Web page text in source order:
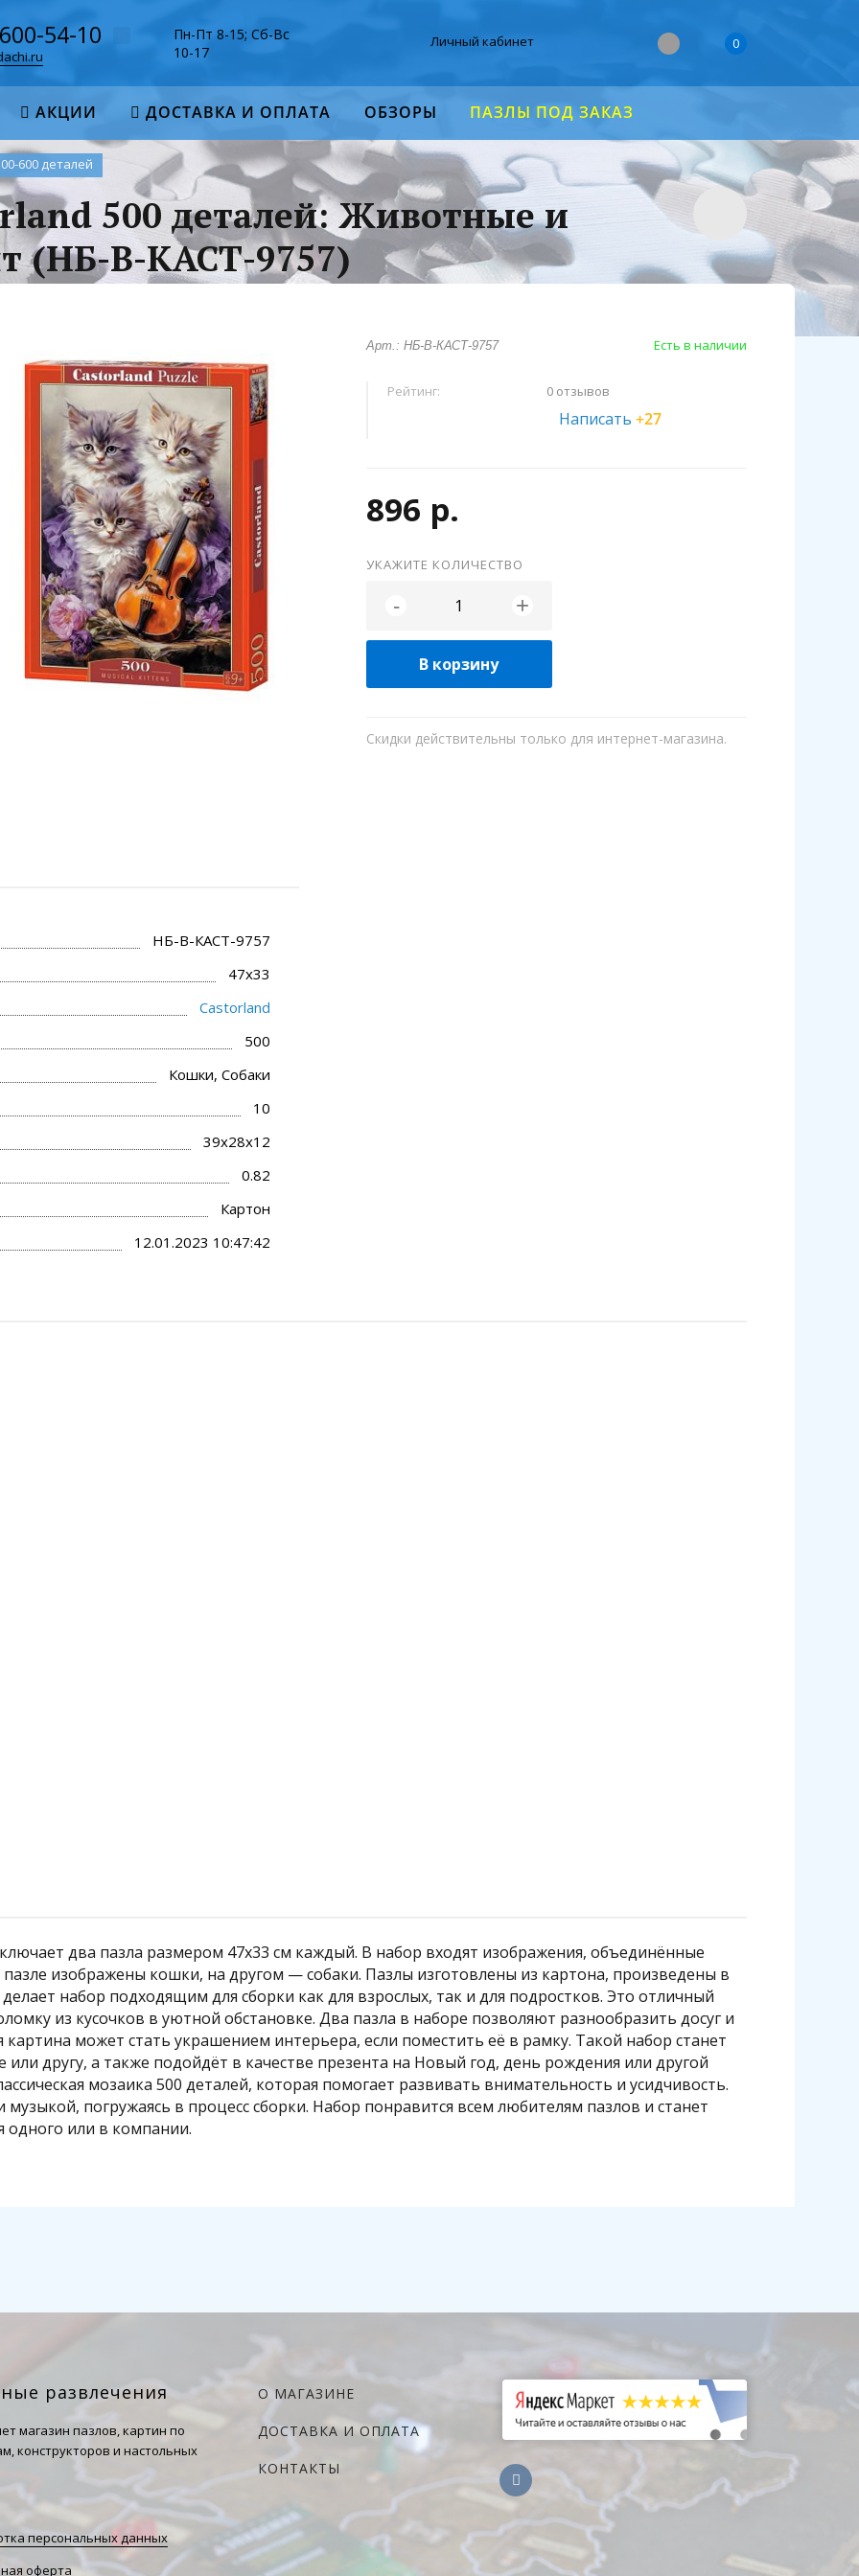
54-10
Пн-Пт 8-15; Сб-Вс
10-17
Личный кабинет 0
АКЦИИ ДОСТАВКА И ОПЛАТА ОБЗОРЫ ПАЗЛЫ ПОД ЗАКАЗ
600 деталей
500 деталей: Животные и
(НБ-В-КАСТ-9757)
НБ-В-КАСТ-9757
47x33
Castorland
500
Кошки, Собаки
10
39х28х12
0.82
Картон
12.01.2023 10:47:42
Арт.: НБ-В-КАСТ-9757 Есть в наличии
Рейтинг: 0 отзывов
Написать+27
896 р.
УКАЖИТЕ КОЛИЧЕСТВО
- +
В корзину
Скидки действительны только для интернет-магазина.
два пазла размером 47x33 см каждый. В набор входят изображения, объединённые
изображены кошки, на другом — собаки. Пазлы изготовлены из картона, произведены в
набор подходящим для сборки как для взрослых, так и для подростков. Это отличный
из кусочков в уютной обстановке. Два пазла в наборе позволяют разнообразить досуг и
картина может стать украшением интерьера, если поместить её в рамку. Такой набор станет
другу, а также подойдёт в качестве презента на Новый год, день рождения или другой
мозаика 500 деталей, которая помогает развивать внимательность и усидчивость.
погружаясь в процесс сборки. Набор понравится всем любителям пазлов и станет
или в компании.
развлечения
магазин пазлов, картин по
конструкторов и настольных
персональных данных
оферта
О МАГАЗИНЕ
ДОСТАВКА И ОПЛАТА
КОНТАКТЫ